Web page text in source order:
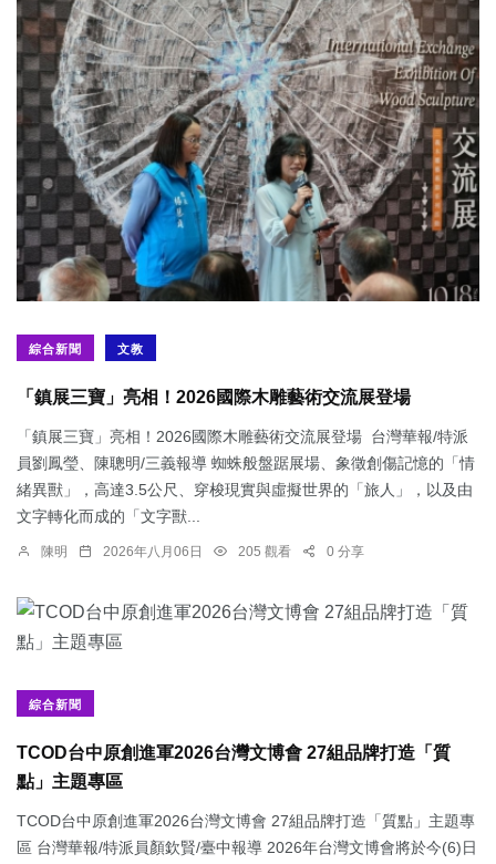
綜合新聞 文教
「鎮展三寶」亮相！2026國際木雕藝術交流展登場
「鎮展三寶」亮相！2026國際木雕藝術交流展登場 台灣華報/特派
員劉鳳瑩、陳聰明/三義報導 蜘蛛般盤踞展場、象徵創傷記憶的「情
緒異獸」，高達3.5公尺、穿梭現實與虛擬世界的「旅人」，以及由
文字轉化而成的「文字獸...
陳明 2026年八月06日 205 觀看 0 分享
綜合新聞
TCOD台中原創進軍2026台灣文博會 27組品牌打造「質
點」主題專區
TCOD台中原創進軍2026台灣文博會 27組品牌打造「質點」主題專
區 台灣華報/特派員顏欽賢/臺中報導 2026年台灣文博會將於今(6)日